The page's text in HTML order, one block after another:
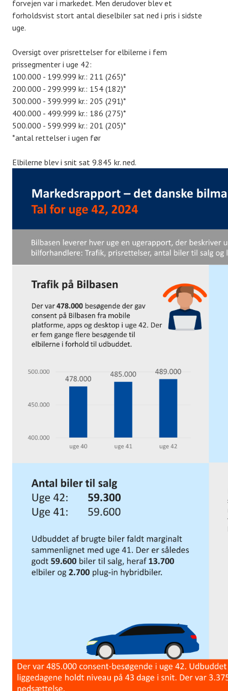
forvejen var i markedet. Men derudover blev et
forholdsvist stort antal dieselbiler sat ned i pris i sidste
uge.
Oversigt over prisrettelser for elbilerne i fem
prissegmenter i uge 42:
100.000 - 199.999 kr.: 211 (265)*
200.000 - 299.999 kr.: 154 (182)*
300.000 - 399.999 kr.: 205 (291)*
400.000 - 499.999 kr.: 186 (275)*
500.000 - 599.999 kr.: 201 (205)*
*antal rettelser i ugen før
Elbilerne blev i snit sat 9.845 kr. ned.